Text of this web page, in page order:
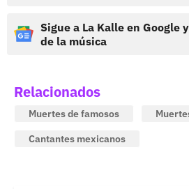
Sigue a La Kalle en Google
de la música
Relacionados
Muertes de famosos
Cantantes mexicanos